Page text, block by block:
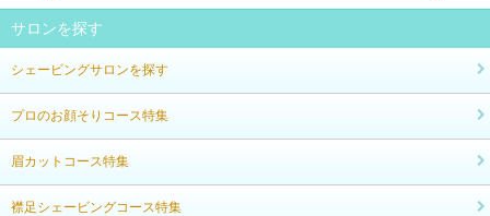
サロンを探す
シェービングサロンを探す
プロのお顔そりコース特集
眉カットコース特集
襟足シェービングコース特集